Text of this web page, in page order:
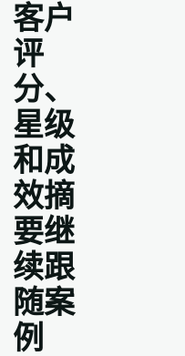
客户
评
分、
星级
和成
效摘
要继
续跟
随案
例